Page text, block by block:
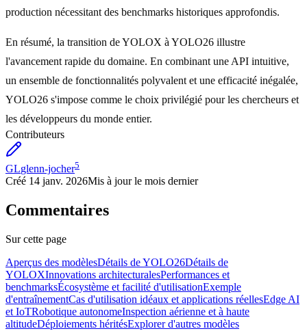
production nécessitant des benchmarks historiques approfondis.
En résumé, la transition de YOLOX à YOLO26 illustre
l'avancement rapide du domaine. En combinant une API intuitive,
un ensemble de fonctionnalités polyvalent et une efficacité inégalée,
YOLO26 s'impose comme le choix privilégié pour les chercheurs et
les développeurs du monde entier.
Contributeurs
GLglenn-jocher5
Créé 14 janv. 2026Mis à jour le mois dernier
Commentaires
Sur cette page
Aperçus des modèlesDétails de YOLO26Détails de
YOLOXInnovations architecturalesPerformances et
benchmarksÉcosystème et facilité d'utilisationExemple
d'entraînementCas d'utilisation idéaux et applications réellesEdge AI
et IoTRobotique autonomeInspection aérienne et à haute
altitudeDéploiements héritésExplorer d'autres modèles